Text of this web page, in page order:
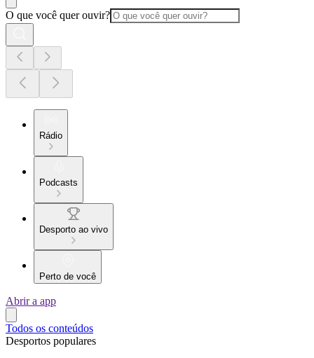
O que você quer ouvir?
Rádio
Podcasts
Desporto ao vivo
Perto de você
Abrir a app
Todos os conteúdos
Desportos populares